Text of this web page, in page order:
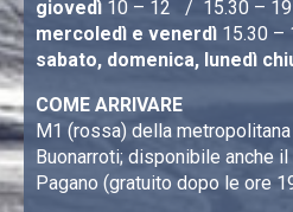
giovedì 10 – 12 / 15.30 – 19
mercoledì e venerdì 15.30 –
sabato, domenica, lunedì
COME ARRIVARE
M1 (rossa) della
Buonarroti; disponibile anche
Pagano (gratuito dopo le ore